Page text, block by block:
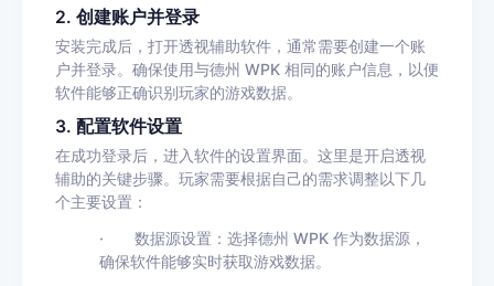
2. 创建账户并登录
安装完成后，打开透视辅助软件，通常需要创建一个账
户并登录。确保使用与德州 WPK 相同的账户信息，以便
软件能够正确识别玩家的游戏数据。
3. 配置软件设置
在成功登录后，进入软件的设置界面。这里是开启透视
辅助的关键步骤。玩家需要根据自己的需求调整以下几
个主要设置：
·
数据源设置 ：选择德州 WPK 作为数据源，
确保软件能够实时获取游戏数据。